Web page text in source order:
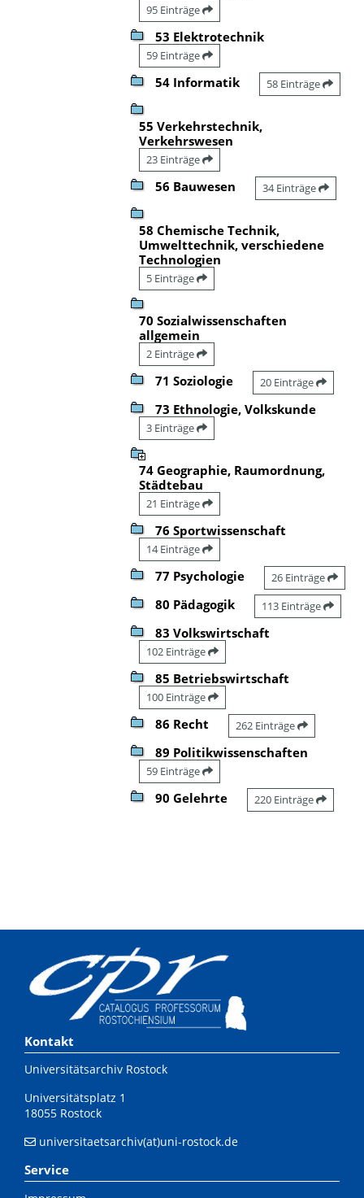
95 Einträge
53 Elektrotechnik
59 Einträge
54 Informatik 58 Einträge
55 Verkehrstechnik,
Verkehrswesen
23 Einträge
56 Bauwesen 34 Einträge
58 Chemische Technik,
Umwelttechnik, verschiedene
Technologien
5 Einträge
70 Sozialwissenschaften
allgemein
2 Einträge
71 Soziologie 20 Einträge
73 Ethnologie, Volkskunde
3 Einträge
74 Geographie, Raumordnung,
Städtebau
21 Einträge
76 Sportwissenschaft
14 Einträge
77 Psychologie 26 Einträge
80 Pädagogik 113 Einträge
83 Volkswirtschaft
102 Einträge
85 Betriebswirtschaft
100 Einträge
86 Recht 262 Einträge
89 Politikwissenschaften
59 Einträge
90 Gelehrte 220 Einträge
Kontakt
Universitätsarchiv Rostock
Universitätsplatz 1
18055 Rostock
universitaetsarchiv(at)uni-rostock.de
Service